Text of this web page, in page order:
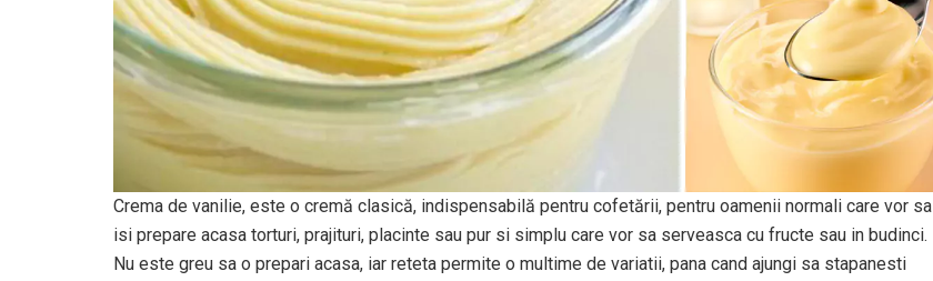
Crema de vanilie, este o cremă clasică, indispensabilă pentru cofetării, pentru oamenii normali care vor sa
isi prepare acasa torturi, prajituri, placinte sau pur si simplu care vor sa serveasca cu fructe sau in budinci.
Nu este greu sa o prepari acasa, iar reteta permite o multime de variatii, pana cand ajungi sa stapanesti